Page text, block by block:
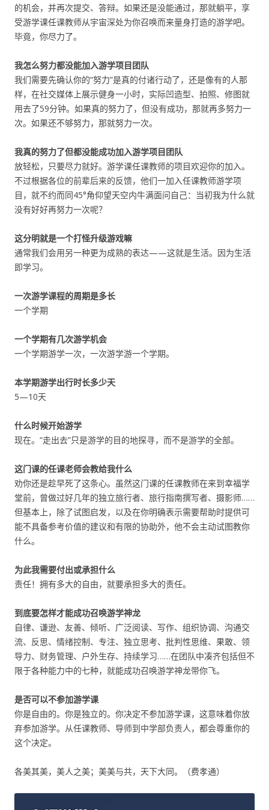
的机会，并再次提交、答辩。如果还是没能通过，那就躺平，享
受游学课任课教师从宇宙深处为你召唤而来量身打造的游学吧。
毕竟，你尽力了。
我怎么努力都没能加入游学项目团队
我们需要先确认你的“努力”是真的付诸行动了，还是像有的人那
样，在社交媒体上展示健身一小时，实际凹造型、拍照、修图就
用去了59分钟。如果真的努力了，但没有成功，那就再多努力一
次。如果还不够努力，那就努力一次。
我真的努力了但都没能成功加入游学项目团队
放轻松，只要尽力就好。游学课任课教师的项目欢迎你的加入。
不过根据各位的前辈后来的反馈，他们一加入任课教师游学项
目，就不约而同45°角仰望天空内牛满面问自己：当初我为什么就
没有好好再努力一次呢？
这分明就是一个打怪升级游戏嘛
通常我们会用另一种更为成熟的表达——这就是生活。因为生活
即学习。
一次游学课程的周期是多长
一个学期
一个学期有几次游学机会
一个学期游学一次，一次游学游一个学期。
本学期游学出行时长多少天
5—10天
什么时候开始游学
现在。“走出去”只是游学的目的地探寻，而不是游学的全部。
这门课的任课老师会教给我什么
劝你还是趁早死了这条心。虽然这门课的任课教师在来到幸福学
堂前，曾做过好几年的独立旅行者、旅行指南撰写者、摄影师……
但基本上，除了试图启发，以及在你明确表示需要帮助时提供可
能不具备参考价值的建议和有限的协助外，他不会主动试图教你
什么。
为此我需要付出或承担什么
责任！拥有多大的自由，就要承担多大的责任。
到底要怎样才能成功召唤游学神龙
自律、谦逊、友善、倾听、广泛阅读、写作、组织协调、沟通交
流、反思、情绪控制、专注、独立思考、批判性思维、果敢、领
导力、财务管理、户外生存、持续学习……在团队中凑齐包括但不
限于各种能力中的七种，就能成功召唤游学神龙带你飞。
是否可以不参加游学课
你是自由的。你是独立的。你决定不参加游学课，这意味着你放
弃参加游学。从任课教师、导师到中学部负责人，都会尊重你的
这个决定。
各美其美，美人之美；美美与共，天下大同。（费孝通）